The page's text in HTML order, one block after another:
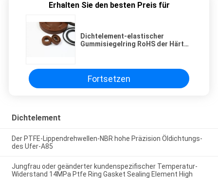
Erhalten Sie den besten Preis für
Dichtelement-elastischer
Gummisiegelring RoHS der Härte-
Fortsetzen
Dichtelement
Der PTFE-Lippendrehwellen-NBR hohe Präzision Öldichtungs-
des Ufer-A85
Jungfrau oder geänderter kundenspezifischer Temperatur-
Widerstand 14MPa Ptfe Ring Gasket Sealing Element High